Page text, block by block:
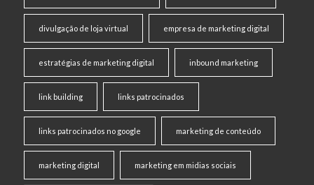
divulgação de loja virtual empresa de marketing digital
estratégias de marketing digital inbound marketing
link building links patrocinados
links patrocinados no google marketing de conteúdo
marketing digital marketing em midias sociais